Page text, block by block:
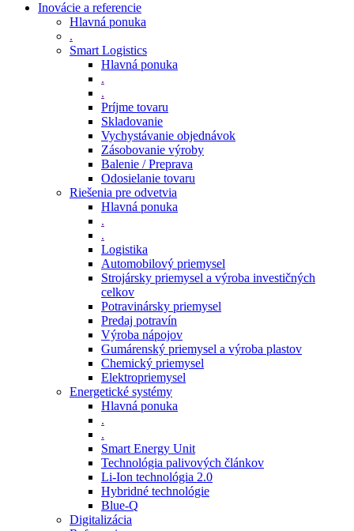
Inovácie a referencie
Hlavná ponuka
.
Smart Logistics
Hlavná ponuka
.
.
Príjme tovaru
Skladovanie
Vychystávanie objednávok
Zásobovanie výroby
Balenie / Preprava
Odosielanie tovaru
Riešenia pre odvetvia
Hlavná ponuka
.
.
Logistika
Automobilový priemysel
Strojársky priemysel a výroba investičných
celkov
Potravinársky priemysel
Predaj potravín
Výroba nápojov
Gumárenský priemysel a výroba plastov
Chemický priemysel
Elektropriemysel
Energetické systémy
Hlavná ponuka
.
.
Smart Energy Unit
Technológia palivových článkov
Li-Ion technológia 2.0
Hybridné technológie
Blue-Q
Digitalizácia